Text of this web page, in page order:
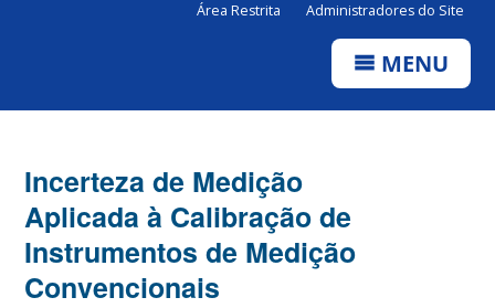
Área Restrita Administradores do Site
MENU
Incerteza de Medição
Aplicada à Calibração de
Instrumentos de Medição
Convencionais